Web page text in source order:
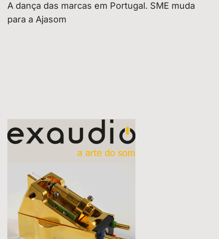
A dança das marcas em Portugal. SME muda
para a Ajasom